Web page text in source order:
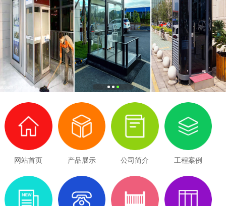
网站首页 产品展示 公司简介 工程案例